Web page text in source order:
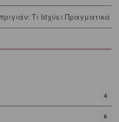
Τι Ισχύει Πραγματικά
4
6